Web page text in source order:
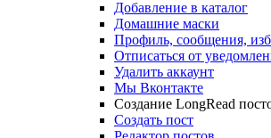
Добавление в каталог
Домашние маски
Профиль, сообщения,
Отписаться от
Удалить аккаунт
Мы Вконтакте
Создание LongRead
Создать пост